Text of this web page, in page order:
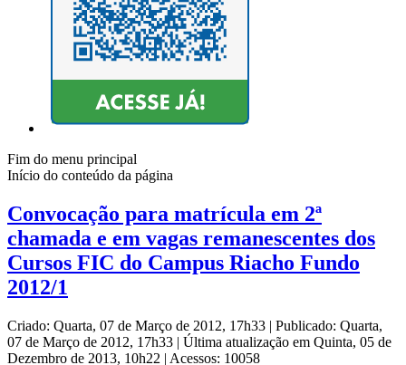
Fim do menu principal
Início do conteúdo da página
Convocação para matrícula em 2ª
chamada e em vagas remanescentes dos
Cursos FIC do Campus Riacho Fundo
2012/1
Criado: Quarta, 07 de Março de 2012, 17h33 | Publicado: Quarta,
07 de Março de 2012, 17h33 | Última atualização em Quinta, 05 de
Dezembro de 2013, 10h22 | Acessos: 10058